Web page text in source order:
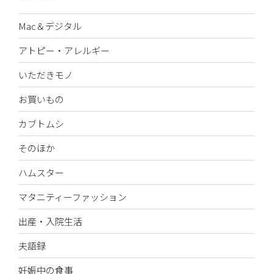
Mac＆デジタル
アトピー・アレルギー
いただきモノ
お買いもの
カブトムシ
そのほか
ハムスター
マタニティーファッション
出産・入院生活
夫語録
妊娠中の食事